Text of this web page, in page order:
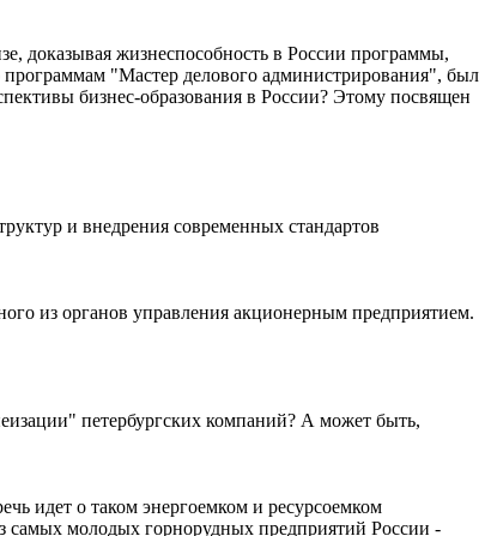
доказывая жизнеспособность в России программы,
"Мастер делового администрирования", был
бизнес-образования в России? Этому посвящен
и внедрения современных стандартов
из органов управления акционерным предприятием.
петербургских компаний? А может быть,
идет о таком энергоемком и ресурсоемком
самых молодых горнорудных предприятий России -